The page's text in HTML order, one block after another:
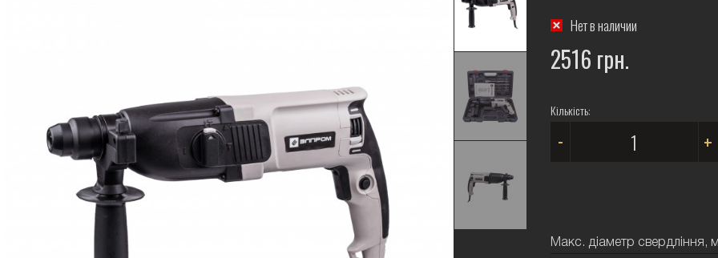
Нет в наличии
2516 грн.
Кількість:
- +
Макс. діаметр свердління,